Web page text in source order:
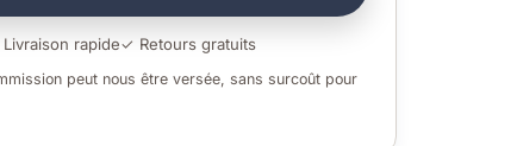
rapide✓ Retours gratuits
peut nous être versée, sans surcoût pour